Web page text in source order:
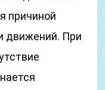
причиной
движений. При